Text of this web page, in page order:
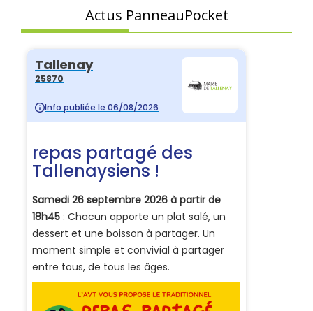
Actus PanneauPocket